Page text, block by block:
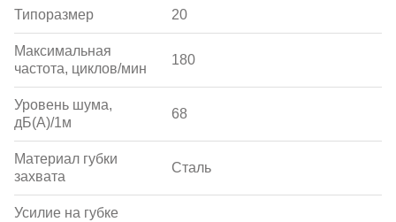
Типоразмер 20
Максимальная
частота, циклов/мин
180
Уровень шума,
дБ(А)/1м
68
Материал губки
захвата
Сталь
Усилие на губке